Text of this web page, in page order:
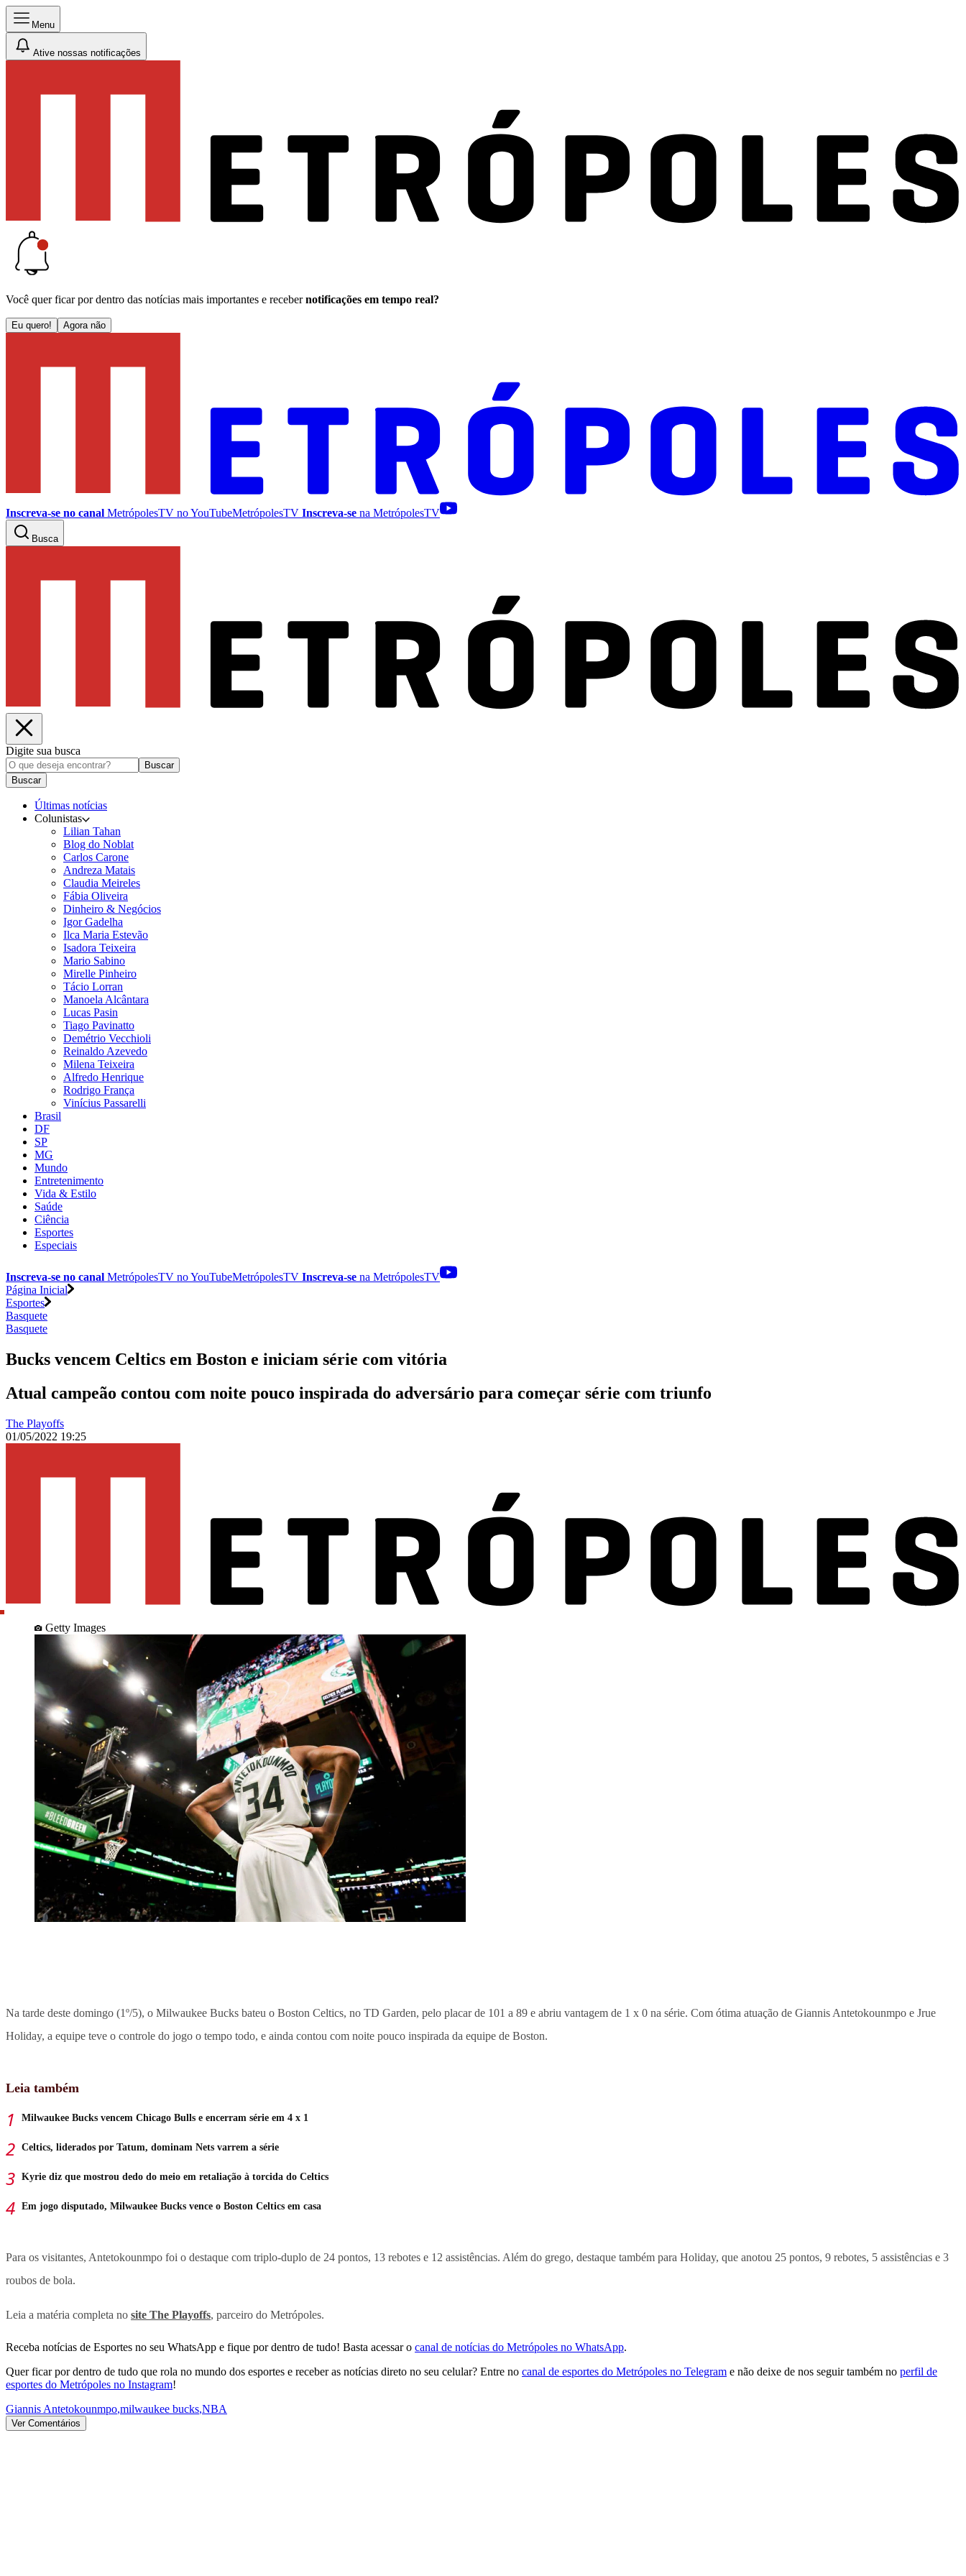
Menu
Ative nossas notificações
Você quer ficar por dentro das notícias mais importantes e receber notificações em tempo real?
Eu quero! Agora não
Inscreva-se no canal MetrópolesTV noYouTubeMetrópolesTV Inscreva-se na MetrópolesTV
Busca
Digite sua busca
Buscar
Buscar
Últimas notícias
Colunistas
Lilian Tahan
Blog do Noblat
Carlos Carone
Andreza Matais
Claudia Meireles
Fábia Oliveira
Dinheiro & Negócios
Igor Gadelha
Ilca Maria Estevão
Isadora Teixeira
Mario Sabino
Mirelle Pinheiro
Tácio Lorran
Manoela Alcântara
Lucas Pasin
Tiago Pavinatto
Demétrio Vecchioli
Reinaldo Azevedo
Milena Teixeira
Alfredo Henrique
Rodrigo França
Vinícius Passarelli
Brasil
DF
SP
MG
Mundo
Entretenimento
Vida & Estilo
Saúde
Ciência
Esportes
Especiais
Inscreva-se no canal MetrópolesTV noYouTubeMetrópolesTV Inscreva-se na MetrópolesTV
Página Inicial
Esportes
Basquete
Basquete
Bucks vencem Celtics em Boston e iniciam série com vitória
Atual campeão contou com noite pouco inspirada do adversário para começar série com triunfo
The Playoffs
01/05/2022 19:25
Getty Images
Na tarde deste domingo (1º/5), o Milwaukee Bucks bateu o Boston Celtics, no TD Garden, pelo placar de 101 a 89 e abriu vantagem de 1 x 0 na série. Com ótima atuação de Giannis Antetokounmpo e Jrue
Holiday, a equipe teve o controle do jogo o tempo todo, e ainda contou com noite pouco inspirada da equipe de Boston.
Leia também
Milwaukee Bucks vencem Chicago Bulls e encerram série em 4 x 1
Celtics, liderados por Tatum, dominam Nets varrem a série
Kyrie diz que mostrou dedo do meio em retaliação à torcida do Celtics
Em jogo disputado, Milwaukee Bucks vence o Boston Celtics em casa
Para os visitantes, Antetokounmpo foi o destaque com triplo-duplo de 24 pontos, 13 rebotes e 12 assistências. Além do grego, destaque também para Holiday, que anotou 25 pontos, 9 rebotes, 5 assistências e 3
roubos de bola.
Leia a matéria completa no site The Playoffs, parceiro do Metrópoles.
Receba notícias de Esportes no seu WhatsApp e fique por dentro de tudo! Basta acessar o canal de notícias do Metrópoles no WhatsApp.
Quer ficar por dentro de tudo que rola no mundo dos esportes e receber as notícias direto no seu celular? Entre no canal de esportes do Metrópoles no Telegram e não deixe de nos seguir também no perfil de
esportes do Metrópoles no Instagram!
Giannis Antetokounmpo,milwaukee bucks,NBA
Ver Comentários